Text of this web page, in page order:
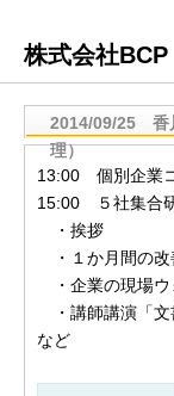
株式会社
2014/09/25 香
理）
13:00 個別企業
15:00 ５社集合
・挨拶
・１か月間の改
・企業の現場ウ
・講師講演「文
など